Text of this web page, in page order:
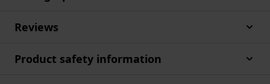
Reviews
Product safety information